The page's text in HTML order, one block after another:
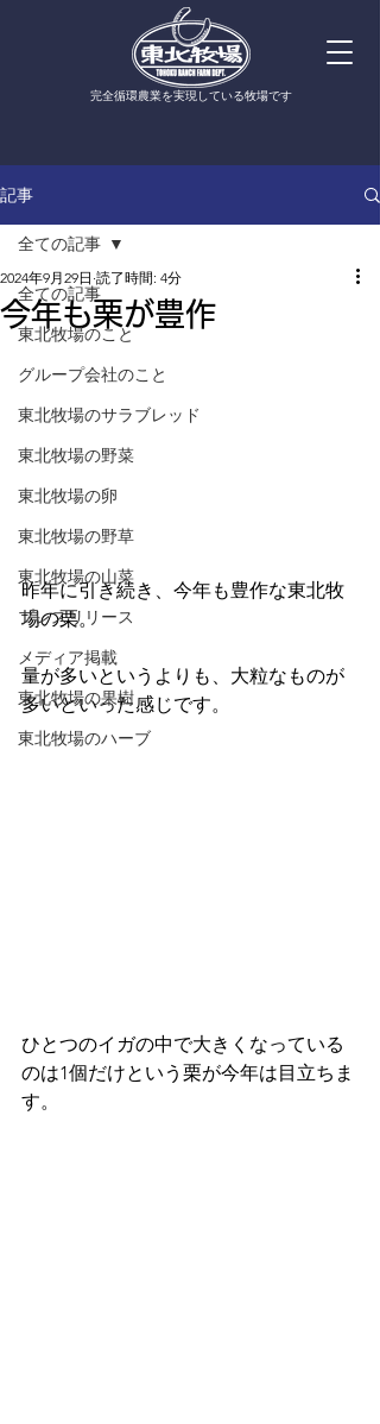
​完全循環農業を実現している牧場です
記事
全ての記事
東北牧場のこと
グループ会社のこと
東北牧場のサラブレッド
東北牧場の野菜
東北牧場の卵
東北牧場の野草
東北牧場の山菜
プレスリリース
メディア掲載
東北牧場の果樹
東北牧場のハーブ
全ての記事
今年も栗が豊作
2024年9月29日 読了時間: 4分
昨年に引き続き、今年も豊作な東北牧
場の栗。
量が多いというよりも、大粒なものが
多いといった感じです。
ひとつのイガの中で大きくなっている
のは1個だけという栗が今年は目立ちま
す。